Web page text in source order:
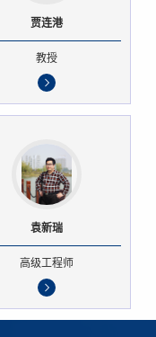
贾连港
教授
袁新瑞
高级工程师